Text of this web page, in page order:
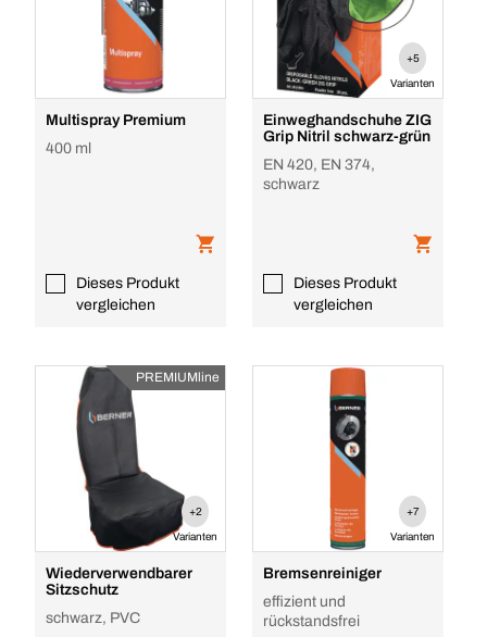
Multispray Premium
400 ml
Dieses Produkt
vergleichen
+5
Varianten
Einweghandschuhe ZIG
Grip Nitril schwarz-grün
EN 420, EN 374,
schwarz
Dieses Produkt
vergleichen
PREMIUMline
+2
Varianten
Wiederverwendbarer
Sitzschutz
schwarz, PVC
+7
Varianten
Bremsenreiniger
effizient und
rückstandsfrei